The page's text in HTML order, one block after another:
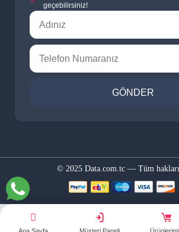
geçebilirsiniz!
GÖNDER
© 2025 Data.com.tc — Tüm hakları